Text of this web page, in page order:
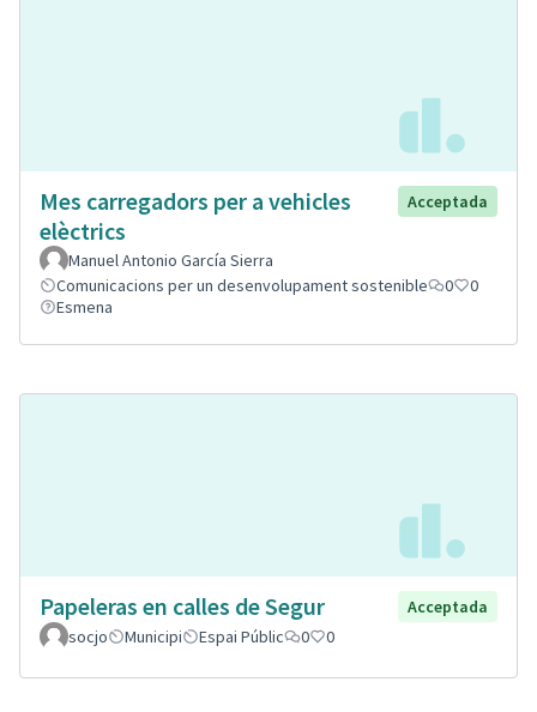
Mes carregadors per a vehicles
elèctrics
Acceptada
Manuel Antonio García Sierra
Comunicacions per un desenvolupament sostenible
0
0
Esmena
Papeleras en calles de Segur
Acceptada
socjo
Municipi Espai Públic 0 0